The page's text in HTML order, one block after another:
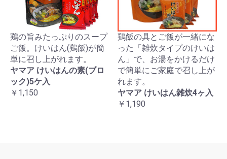
鶏の旨みたっぷりのスープ
ご飯。けいはん(鶏飯)が簡
単に召し上がれます。
ヤマア けいはんの素(ブロ
ック)5ケ入
￥1,150
鶏飯の具とご飯が一緒にな
った「雑炊タイプのけいは
ん」で、お湯をかけるだけ
で簡単にご家庭で召し上が
れます。
ヤマア けいはん雑炊4ヶ入
￥1,190